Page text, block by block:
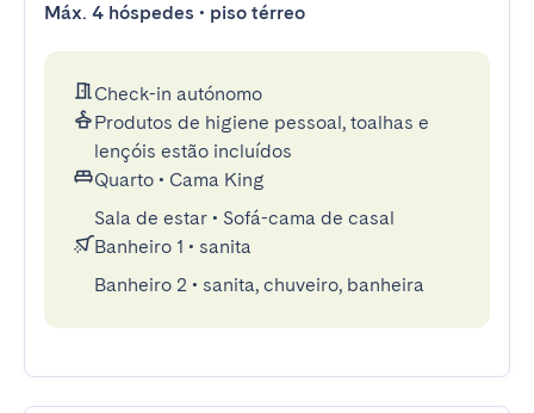
Máx. 4 hóspedes • piso térreo
Check-in autónomo
Produtos de higiene pessoal, toalhas e
lençóis estão incluídos
Quarto • Cama King
Sala de estar • Sofá-cama de casal
Banheiro 1 • sanita
Banheiro 2 • sanita, chuveiro, banheira